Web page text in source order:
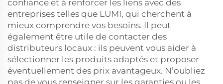
confiance et à renforcer les liens avec des
entreprises telles que LUMI, qui cherchent à
mieux comprendre vos besoins. Il peut
également être utile de contacter des
distributeurs locaux : ils peuvent vous aider à
sélectionner les produits adaptés et proposer
éventuellement des prix avantageux. N’oubliez
pas de vous renseigner sur les garanties ou les